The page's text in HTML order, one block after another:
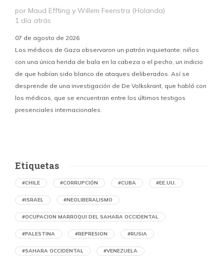
por Maud Effting y Willem Feenstra (Holanda)
1 día atrás
07 de agosto de 2026
Los médicos de Gaza observaron un patrón inquietante: niños
con una única herida de bala en la cabeza o el pecho, un indicio
de que habían sido blanco de ataques deliberados. Así se
desprende de una investigación de De Volkskrant, que habló con
los médicos, que se encuentran entre los últimos testigos
presenciales internacionales.
Etiquetas
#CHILE #CORRUPCIÓN #CUBA #EE.UU.
#ISRAEL #NEOLIBERALISMO
#OCUPACION MARROQUI DEL SAHARA OCCIDENTAL
#PALESTINA #REPRESION #RUSIA
#SAHARA OCCIDENTAL #VENEZUELA